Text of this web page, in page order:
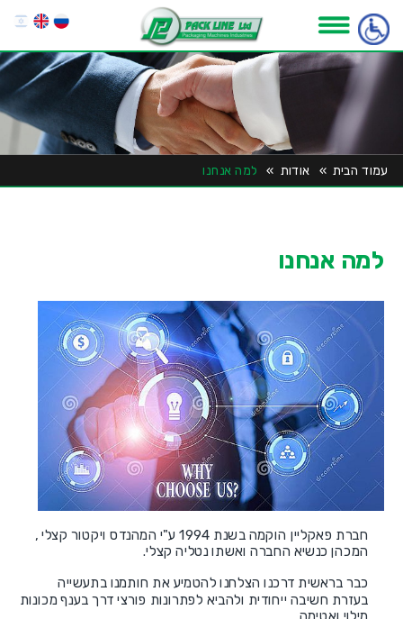
עמוד הבית» אודות » למה אנחנו
למה אנחנו
חברת פאקליין הוקמה בשנת 1994 ע"י המהנדס ויקטור קצלי ,
המכהן כנשיא החברה ואשתו נטליה קצלי.
כבר בראשית דרכנו הצלחנו להטמיע את חותמנו בתעשייה
בעזרת חשיבה ייחודית ולהביא לפתרונות פורצי דרך בענף מכונות